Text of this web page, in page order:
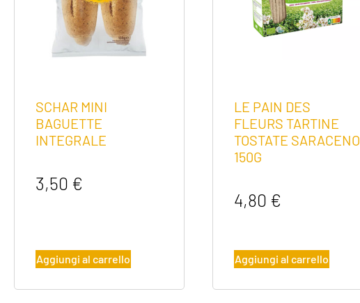
SCHAR MINI
BAGUETTE
INTEGRALE
3,50 €
Aggiungi al carrello
LE PAIN DES
FLEURS TARTINE
TOSTATE SARACENO
150G
4,80 €
Aggiungi al carrello